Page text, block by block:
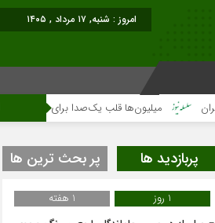
امروز : شنبه, ۱۷ مرداد , ۱۴۰۵
میلیون‌ها قلب یک‌صدا برای امام شهید می‌تپد
پربازدید ها پر بحث ترین ها
1 روز
1 هفته